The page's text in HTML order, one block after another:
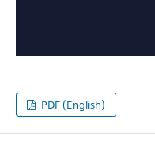
PDF (English)